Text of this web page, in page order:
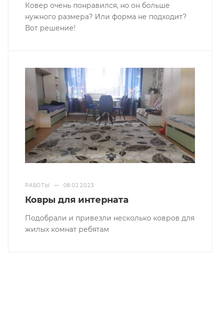
Ковер очень понравился, но он больше
нужного размера? Или форма не подходит?
Вот решение!
РАБОТЫ — 08.02.2023
Ковры для интерната
Подобрали и привезли несколько ковров для
жилых комнат ребятам